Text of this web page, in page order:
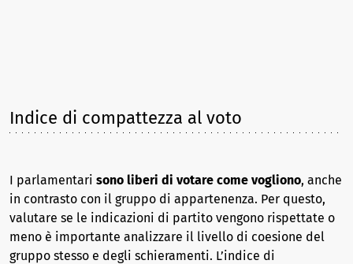
Indice di compattezza al voto
I parlamentari sono liberi di votare come vogliono, anche
in contrasto con il gruppo di appartenenza. Per questo,
valutare se le indicazioni di partito vengono rispettate o
meno è importante analizzare il livello di coesione del
gruppo stesso e degli schieramenti. L’indice di